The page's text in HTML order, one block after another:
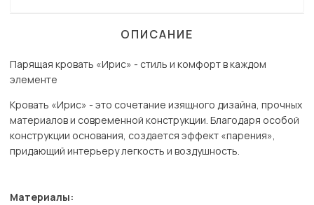
ОПИСАНИЕ
Парящая кровать «Ирис» - стиль и комфорт в каждом
элементе
Кровать «Ирис» - это сочетание изящного дизайна, прочных
материалов и современной конструкции. Благодаря особой
конструкции основания, создается эффект «парения»,
придающий интерьеру легкость и воздушность.
Материалы: